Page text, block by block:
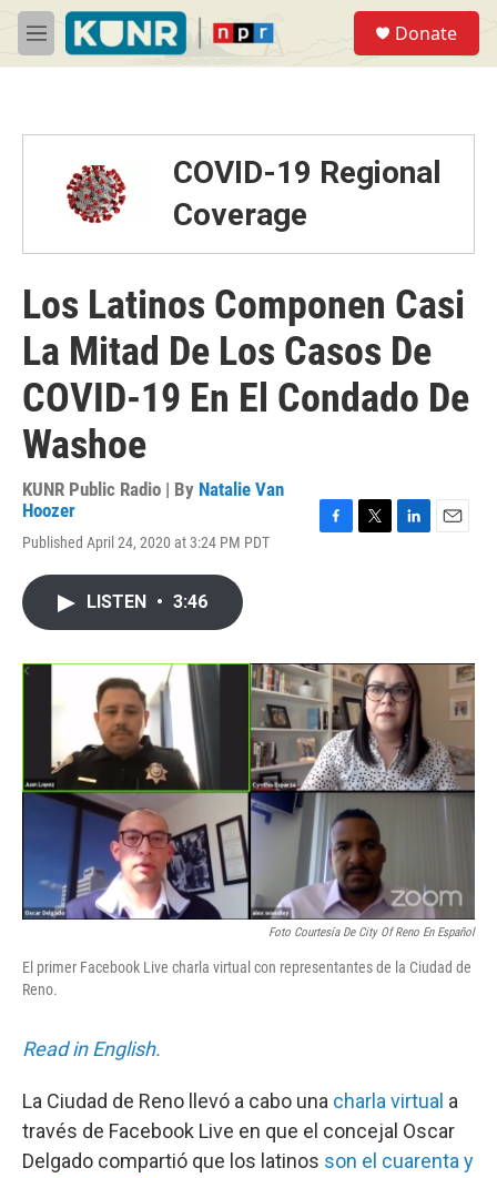
Skip to main content
M
e
Donate
COVID-19 Regional
Coverage
Los Latinos Componen Casi
La Mitad De Los Casos De
COVID-19 En El Condado De
Washoe
KUNR Public Radio | By Natalie Van
Hoozer
Published April 24, 2020 at 3:24 PM PDT
o
k
r
I
n
LISTEN • 3:46
Foto Courtesía De City Of Reno En Español
El primer Facebook Live charla virtual con representantes de la Ciudad de
Reno.
Read in English.
La Ciudad de Reno llevó a cabo una charla virtual a
través de Facebook Live en que el concejal Oscar
Delgado compartió que los latinos son el cuarenta y